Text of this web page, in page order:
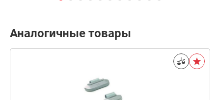
Аналогичные товары